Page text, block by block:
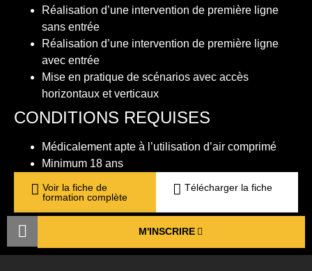
Réalisation d’une intervention de première ligne
sans entrée
Réalisation d’une intervention de première ligne
avec entrée
Mise en pratique de scénarios avec accès
horizontaux et verticaux
CONDITIONS REQUISES
Médicalement apte à l’utilisation d’air comprimé
Minimum 18 ans
Voir la fiche de
formation complète
Télécharger la fiche
M'INSCRIRE